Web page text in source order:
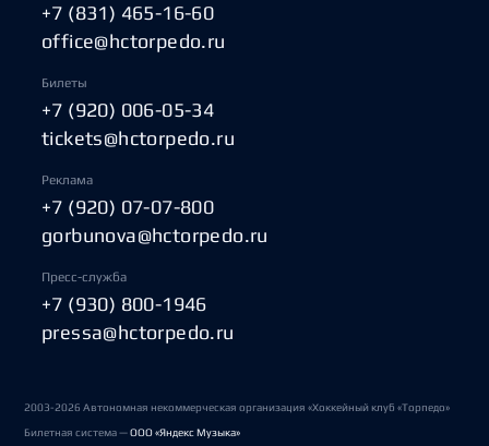
+7 (831) 465-16-60
office@hctorpedo.ru
Билеты
+7 (920) 006-05-34
tickets@hctorpedo.ru
Реклама
+7 (920) 07-07-800
gorbunova@hctorpedo.ru
Пресс-служба
+7 (930) 800-1946
pressa@hctorpedo.ru
2003-2026 Автономная некоммерческая организация «Хоккейный клуб «Торпедо»
Билетная система —ООО «Яндекс Музыка»